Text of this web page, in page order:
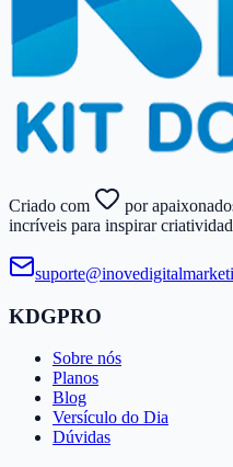
Criado com
por
incríveis para inspirar
KDGPRO
Sobre nós
Planos
Blog
Versículo do Dia
Dúvidas